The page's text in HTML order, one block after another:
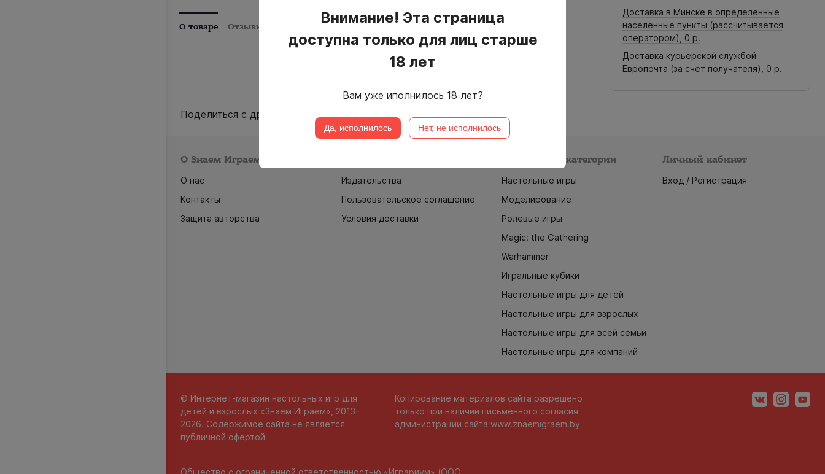
Доставка в Минске в определенные
населённые пункты (рассчитывается
оператором),
0 р.
Доставка курьерской службой
Европочта (за счет получателя),
0 р.
О товаре Отзывы (0)
Поделиться с друзьями:
О Знаем Играем
О нас
Контакты
Защита авторства
Издательства
Пользовательское соглашение
Условия доставки
Популярные категории
Настольные игры
Моделирование
Ролевые игры
Magic: the Gathering
Warhammer
Игральные кубики
Настольные игры для детей
Настольные игры для взрослых
Настольные игры для всей семьи
Настольные игры для компаний
Личный кабинет
Вход / Регистрация
© Интернет-магазин настольных игр для
детей и взрослых «Знаем Играем», 2013–
2026. Содержимое сайта не является
публичной офертой
Копирование материалов сайта разрешено
только при наличии письменного согласия
администрации сайта www.znaemigraem.by
Общество с ограниченной ответственностью «Играриум» (ООО
Внимание! Эта страница
доступна только для лиц старше
18 лет
Вам уже иполнилось 18 лет?
Да, исполнилось Нет, не исполнилось